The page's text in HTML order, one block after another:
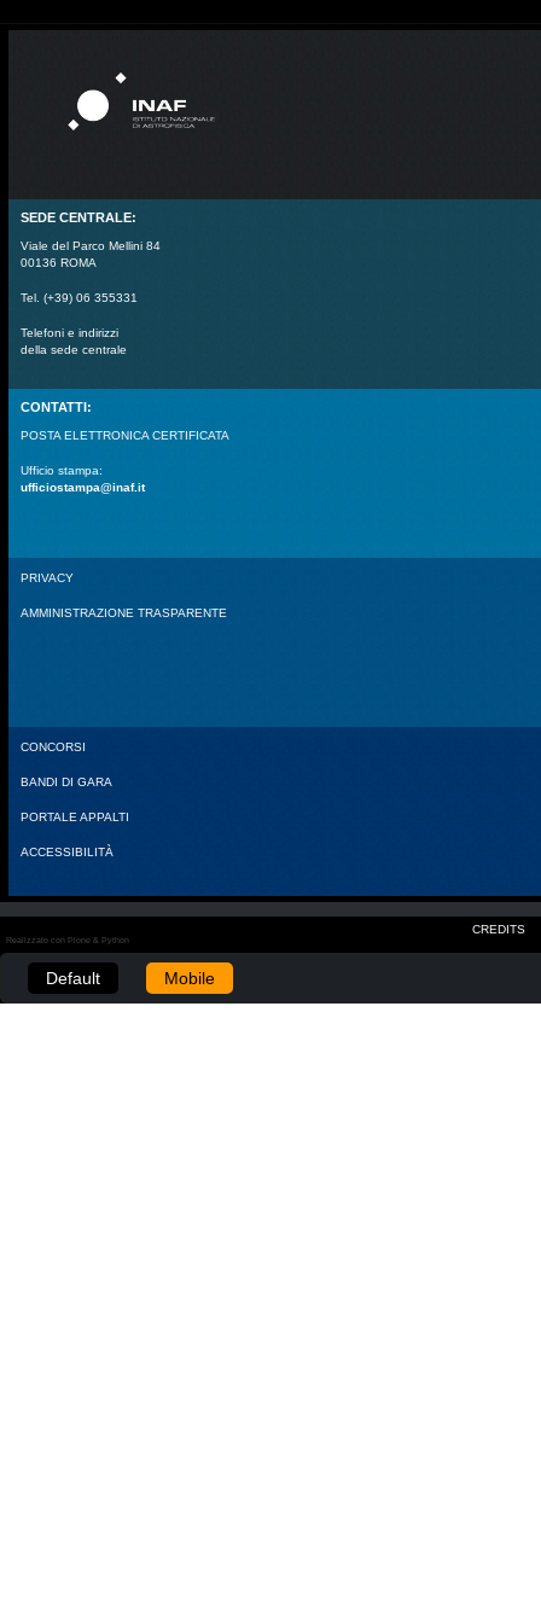
SEDE CENTRALE:
Viale del Parco Mellini 84
00136 ROMA
Tel. (+39) 06 355331
Telefoni e indirizzi
della sede centrale
CONTATTI:
POSTA ELETTRONICA CERTIFICATA
Ufficio stampa:
ufficiostampa@inaf.it
PRIVACY
AMMINISTRAZIONE TRASPARENTE
CONCORSI
BANDI DI GARA
PORTALE APPALTI
ACCESSIBILITÀ
CREDITS
Realizzato con Plone & Python
Default Mobile